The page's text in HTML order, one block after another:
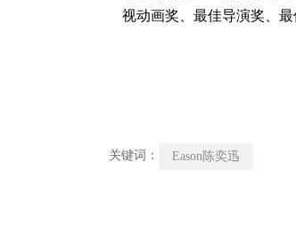
视动画奖、最佳导演奖、最
关键词： Eason陈奕迅